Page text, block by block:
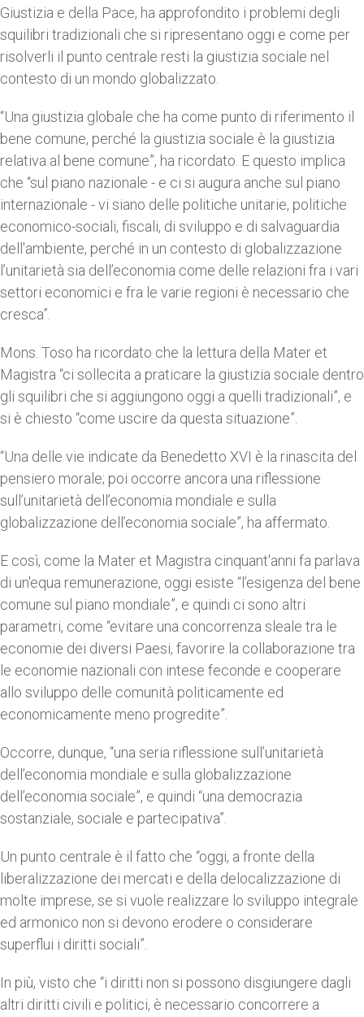
Giustizia e della Pace, ha approfondito i problemi degli
squilibri tradizionali che si ripresentano oggi e come per
risolverli il punto centrale resti la giustizia sociale nel
contesto di un mondo globalizzato.
“Una giustizia globale che ha come punto di riferimento il
bene comune, perché la giustizia sociale è la giustizia
relativa al bene comune”, ha ricordato. E questo implica
che “sul piano nazionale - e ci si augura anche sul piano
internazionale - vi siano delle politiche unitarie, politiche
economico-sociali, fiscali, di sviluppo e di salvaguardia
dell'ambiente, perché in un contesto di globalizzazione
l’unitarietà sia dell’economia come delle relazioni fra i vari
settori economici e fra le varie regioni è necessario che
cresca”.
Mons. Toso ha ricordato che la lettura della Mater et
Magistra “ci sollecita a praticare la giustizia sociale dentro
gli squilibri che si aggiungono oggi a quelli tradizionali”, e
si è chiesto “come uscire da questa situazione”.
“Una delle vie indicate da Benedetto XVI è la rinascita del
pensiero morale; poi occorre ancora una riflessione
sull’unitarietà dell’economia mondiale e sulla
globalizzazione dell’economia sociale”, ha affermato.
E così, come la Mater et Magistra cinquant'anni fa parlava
di un'equa remunerazione, oggi esiste “l’esigenza del bene
comune sul piano mondiale”, e quindi ci sono altri
parametri, come “evitare una concorrenza sleale tra le
economie dei diversi Paesi, favorire la collaborazione tra
le economie nazionali con intese feconde e cooperare
allo sviluppo delle comunità politicamente ed
economicamente meno progredite”.
Occorre, dunque, “una seria riflessione sull’unitarietà
dell’economia mondiale e sulla globalizzazione
dell’economia sociale”, e quindi “una democrazia
sostanziale, sociale e partecipativa”.
Un punto centrale è il fatto che “oggi, a fronte della
liberalizzazione dei mercati e della delocalizzazione di
molte imprese, se si vuole realizzare lo sviluppo integrale
ed armonico non si devono erodere o considerare
superflui i diritti sociali”.
In più, visto che “i diritti non si possono disgiungere dagli
altri diritti civili e politici, è necessario concorrere a